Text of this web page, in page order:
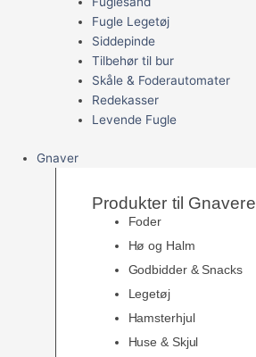
Fugle Legetøj
Siddepinde
Tilbehør til bur
Skåle & Foderautomater
Redekasser
Levende Fugle
Gnaver
Produkter til Gnavere
Foder
Hø og Halm
Godbidder & Snacks
Legetøj
Hamsterhjul
Huse & Skjul